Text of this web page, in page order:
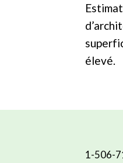
élevé.
1-506-